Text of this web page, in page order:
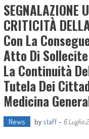
SEGNALAZIONE
CRITICITÀ
Con La
Atto Di
La Continuità
Tutela Dei
Medicina
News by staff- 6 Luglio